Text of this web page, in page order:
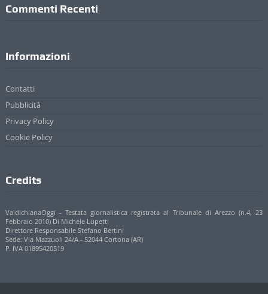
Commenti Recenti
Informazioni
Contatti
Pubblicità
Privacy Policy
Cookie Policy
Credits
ValdichianaOggi - Testata giornalistica registrata al Tribunale di Arezzo (n.4, 23
Febbraio 2010) Di Michele Lupetti
Direttore Responsabile Stefano Bertini
Sede: Via Mazzuoli 24/A - 52044 Cortona (AR)
P. IVA 01895420519